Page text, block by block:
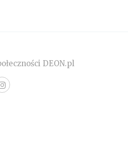
DEON.pl